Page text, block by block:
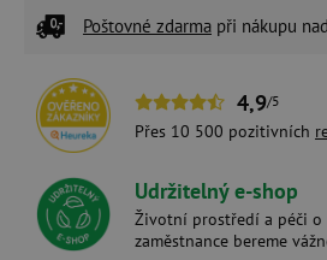
Poštovné zdarma při nákupu
4,9/5
Přes 10 500 pozitivních
Udržitelný e-shop
Životní prostředí a péči o
zaměstnance bereme